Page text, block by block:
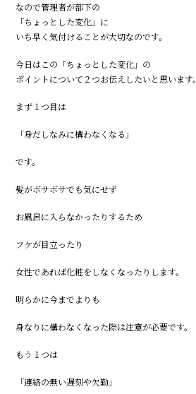
なので管理者が部下の
「ちょっとした変化」に
いち早く気付けることが大切なのです。
今日はこの「ちょっとした変化」の
ポイントについて２つお伝えしたいと思います。
まず１つ目は
「身だしなみに構わなくなる」
です。
髪がボサボサでも気にせず
お風呂に入らなかったりするため
フケが目立ったり
女性であれば化粧をしなくなったりします。
明らかに今までよりも
身なりに構わなくなった際は注意が必要です。
もう１つは
「連絡の無い遅刻や欠勤」